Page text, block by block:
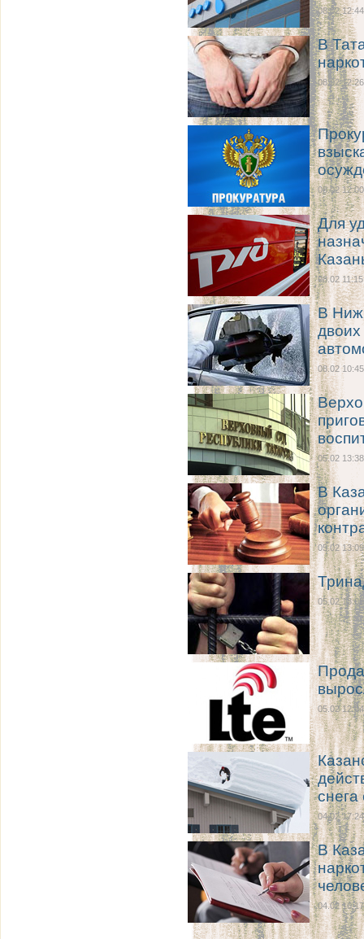
08.02 12:44
В
08.02 12:26
08.02 12:00
Для
08.02 11:15
В
08.02 10:45
05.02 13:38
В
05.02 13:09
05.02 13:08
05.02 12:04
04.02 17:24
В
04.02 16:17